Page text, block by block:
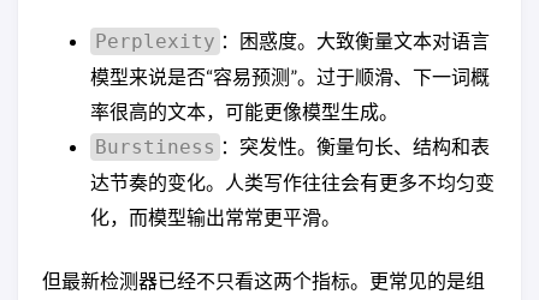
Perplexity ：困惑度。大致衡量文本对语言
模型来说是否“容易预测”。过于顺滑、下一词概
率很高的文本，可能更像模型生成。
Burstiness ：突发性。衡量句长、结构和表
达节奏的变化。人类写作往往会有更多不均匀变
化，而模型输出常常更平滑。
但最新检测器已经不只看这两个指标。更常见的是组